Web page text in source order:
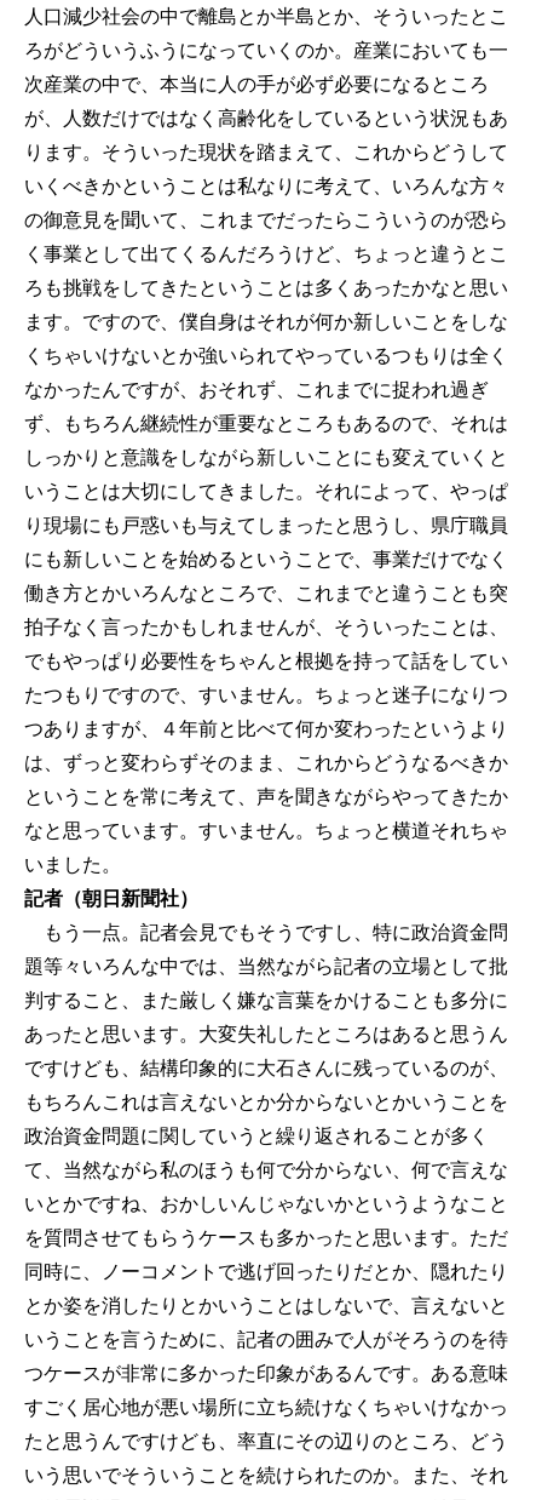
人口減少社会の中で離島とか半島とか、そういったとこ
ろがどういうふうになっていくのか。産業においても一
次産業の中で、本当に人の手が必ず必要になるところ
が、人数だけではなく高齢化をしているという状況もあ
ります。そういった現状を踏まえて、これからどうして
いくべきかということは私なりに考えて、いろんな方々
の御意見を聞いて、これまでだったらこういうのが恐ら
く事業として出てくるんだろうけど、ちょっと違うとこ
ろも挑戦をしてきたということは多くあったかなと思い
ます。ですので、僕自身はそれが何か新しいことをしな
くちゃいけないとか強いられてやっているつもりは全く
なかったんですが、おそれず、これまでに捉われ過ぎ
ず、もちろん継続性が重要なところもあるので、それは
しっかりと意識をしながら新しいことにも変えていくと
いうことは大切にしてきました。それによって、やっぱ
り現場にも戸惑いも与えてしまったと思うし、県庁職員
にも新しいことを始めるということで、事業だけでなく
働き方とかいろんなところで、これまでと違うことも突
拍子なく言ったかもしれませんが、そういったことは、
でもやっぱり必要性をちゃんと根拠を持って話をしてい
たつもりですので、すいません。ちょっと迷子になりつ
つありますが、４年前と比べて何か変わったというより
は、ずっと変わらずそのまま、これからどうなるべきか
ということを常に考えて、声を聞きながらやってきたか
なと思っています。すいません。ちょっと横道それちゃ
いました。
記者（朝日新聞社）
もう一点。記者会見でもそうですし、特に政治資金問
題等々いろんな中では、当然ながら記者の立場として批
判すること、また厳しく嫌な言葉をかけることも多分に
あったと思います。大変失礼したところはあると思うん
ですけども、結構印象的に大石さんに残っているのが、
もちろんこれは言えないとか分からないとかいうことを
政治資金問題に関していうと繰り返されることが多く
て、当然ながら私のほうも何で分からない、何で言えな
いとかですね、おかしいんじゃないかというようなこと
を質問させてもらうケースも多かったと思います。ただ
同時に、ノーコメントで逃げ回ったりだとか、隠れたり
とか姿を消したりとかいうことはしないで、言えないと
いうことを言うために、記者の囲みで人がそろうのを待
つケースが非常に多かった印象があるんです。ある意味
すごく居心地が悪い場所に立ち続けなくちゃいけなかっ
たと思うんですけども、率直にその辺りのところ、どう
いう思いでそういうことを続けられたのか。また、それ